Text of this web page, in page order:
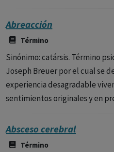
Abreacción
Término
Sinónimo: catársis. Término
Joseph Breuer por el cual se
experiencia desagradable
sentimientos originales y en
Absceso cerebral
Término